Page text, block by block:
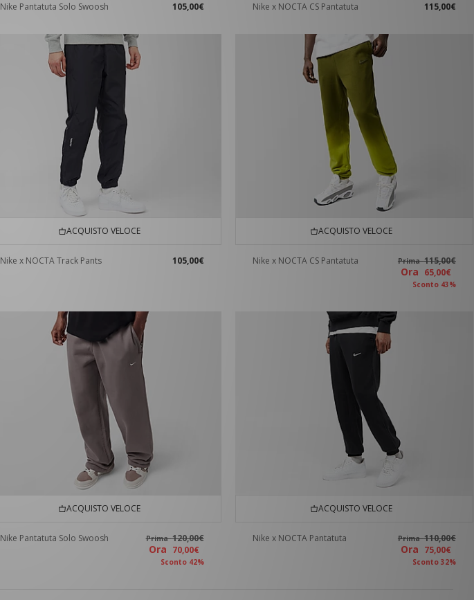
Nike Pantatuta Solo Swoosh 105,00€ Nike x NOCTA CS Pantatuta 115,00€
ACQUISTO VELOCE
Nike x NOCTA Track Pants 105,00€
ACQUISTO VELOCE
Nike x NOCTA CS Pantatuta Prima115,00€
Ora 65,00€
Sconto 43%
ACQUISTO VELOCE
Nike Pantatuta Solo Swoosh Prima120,00€
Ora 70,00€
Sconto 42%
ACQUISTO VELOCE
Nike x NOCTA Pantatuta Prima110,00€
Ora 75,00€
Sconto 32%